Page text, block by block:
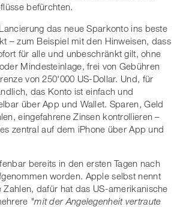
befürchten.
das neue Sparkonto ins beste
– zum Beispiel mit den Hinweisen, dass
für alle und unbeschränkt gilt, ohne
Mindesteinlage, frei von Gebühren
von 250'000 US-Dollar. Und, für
das Konto ist einfach und
über App und Wallet. Sparen, Geld
eingefahrene Zinsen kontrollieren –
zentral auf dem iPhone über App und
bereits in den ersten Tagen nach
worden. Apple selbst nennt
Zahlen, dafür hat das US-amerikanische
"mit der Angelegenheit vertraute